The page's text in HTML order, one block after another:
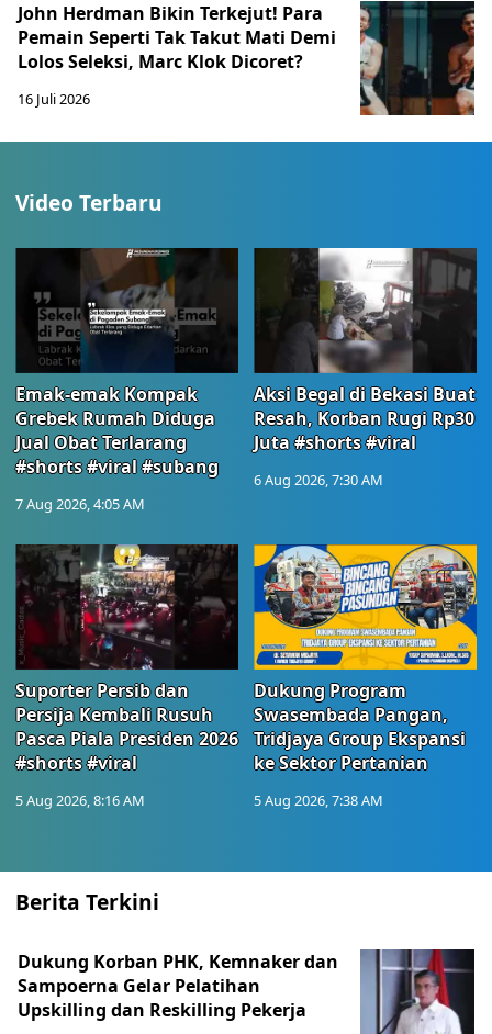
John Herdman Bikin Terkejut! Para
Pemain Seperti Tak Takut Mati Demi
Lolos Seleksi, Marc Klok Dicoret?
16 Juli 2026
Video Terbaru
Emak-emak Kompak
Grebek Rumah Diduga
Jual Obat Terlarang
#shorts #viral #subang
7 Aug 2026, 4:05 AM
Aksi Begal di Bekasi Buat
Resah, Korban Rugi Rp30
Juta #shorts #viral
6 Aug 2026, 7:30 AM
Suporter Persib dan
Persija Kembali Rusuh
Pasca Piala Presiden 2026
#shorts #viral
5 Aug 2026, 8:16 AM
Dukung Program
Swasembada Pangan,
Tridjaya Group Ekspansi
ke Sektor Pertanian
5 Aug 2026, 7:38 AM
Berita Terkini
Dukung Korban PHK, Kemnaker dan
Sampoerna Gelar Pelatihan
Upskilling dan Reskilling Pekerja